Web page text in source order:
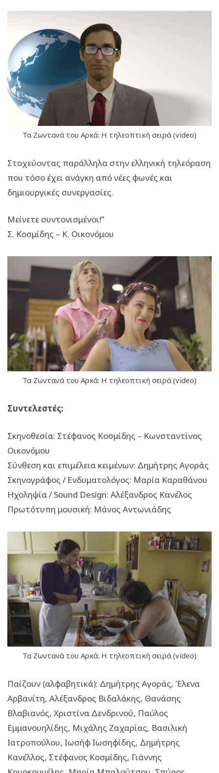
Τα Ζωντανά του Αρκά: Η τηλεοπτική σειρά (video)
Στοχεύοντας παράλληλα στην ελληνική τηλεόραση
που τόσο έχει ανάγκη από νέες φωνές και
δημιουργικές συνεργασίες.
Μείνετε συντονισμένοι!”
Σ. Κοσμίδης – Κ. Οικονόμου
Τα Ζωντανά του Αρκά: Η τηλεοπτική σειρά (video)
Συντελεστές:
Σκηνοθεσία: Στέφανος Κοσμίδης – Κωνσταντίνος
Οικονόμου
Σύνθεση και επιμέλεια κειμένων: Δημήτρης Αγοράς
Σκηνογράφος / Ενδυματολόγος: Μαρία Καραθάνου
Ηχοληψία / Sound Design: Αλέξανδρος Κανέλος
Πρωτότυπη μουσική: Μάνος Αντωνιάδης
Τα Ζωντανά του Αρκά: Η τηλεοπτική σειρά (video)
Παίζουν (αλφαβητικά): Δημήτρης Αγοράς, Έλενα
Αρβανίτη, Αλέξανδρος Βιδαλάκης, Θανάσης
Βλαβιανός, Χριστίνα Δενδρινού, Παύλος
Εμμανουηλίδης, Μιχάλης Ζαχαρίας, Βασιλική
Ιατροπούλου, Ιωσήφ Ιωσηφίδης, Δημήτρης
Κανέλλος, Στέφανος Κοσμίδης, Γιάννης